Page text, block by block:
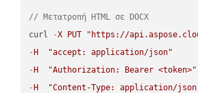
// Μετατροπή HTML σε DOCX
curl
-X PUT
"https://
- H
"accept: application/json"
- H
"Authorization: Bearer <token>"
- H
"Content-Type: application/